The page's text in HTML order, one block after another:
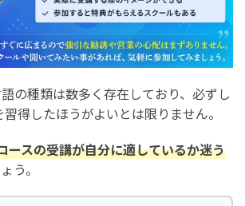
の種類は数多く存在しており、必ずし
得したほうがよいとは限りません。
スの受講が自分に適しているか迷う
う。